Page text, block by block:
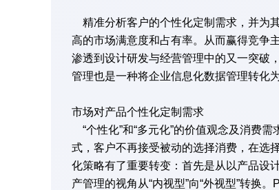
精准分析客户的个性化定制需求，并为
高的市场满意度和占有率。从而赢得竞争
渗透到设计研发与经营管理中的又一突破
管理也是一种将企业信息化数据管理转化
市场对产品个性化定制需求
“个性化”和“多元化”的价值观念及消费
式，客户不再接受被动的选择消费，在选
化策略有了重要转变：首先是从以产品设
产管理的视角从“内视型”向“外视型”转换